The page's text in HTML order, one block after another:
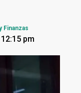
Finanzas
pm